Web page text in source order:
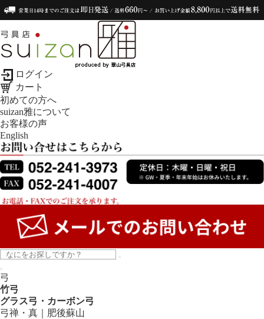
ログイン
カート
初めての方へ
suizan雅について
お客様の声
English
弓
竹弓
グラス弓・カーボン弓
弓禅・真｜肥後蘇山